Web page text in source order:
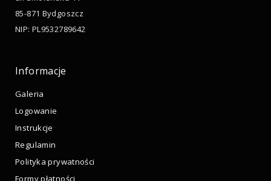
85-871 Bydgoszcz
NIP: PL9532789642
Informacje
Galeria
Logowanie
Instrukcje
Regulamin
Polityka prywatności
Formy płatności